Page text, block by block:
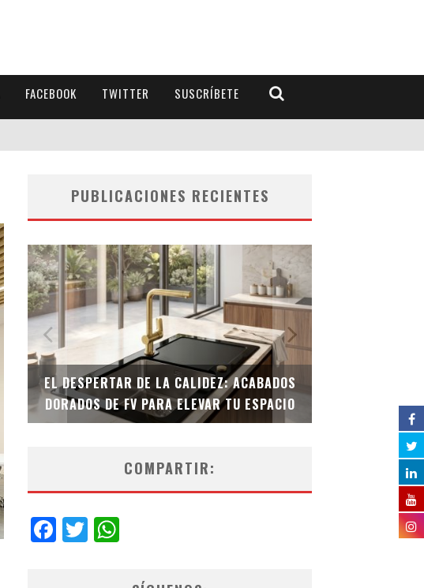
FACEBOOK TWITTER SUSCRÍBETE
PUBLICACIONES RECIENTES
EL DESPERTAR DE LA CALIDEZ: ACABADOS
DORADOS DE FV PARA ELEVAR TU ESPACIO
EL INODORO
COMPARTIR:
Facebook
Twitter